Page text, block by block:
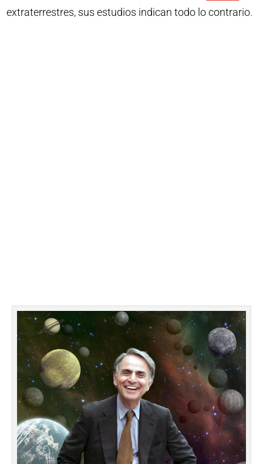
extraterrestres, sus estudios indican todo lo contrario.